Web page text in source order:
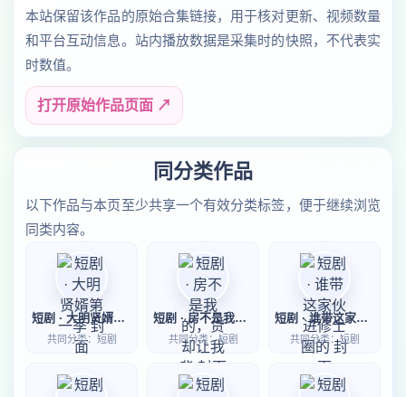
本站保留该作品的原始合集链接，用于核对更新、视频数量
和平台互动信息。站内播放数据是采集时的快照，不代表实
时数值。
打开原始作品页面 ↗
同分类作品
以下作品与本页至少共享一个有效分类标签，便于继续浏览
同类内容。
短剧 · 大明贤婿第一季
共同分类：短剧
短剧 · 房不是我的，贷却让我背
共同分类：短剧
短剧 · 谁带这家伙进修士圈的
共同分类：短剧